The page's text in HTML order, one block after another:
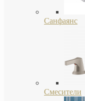
Санфаянс
Смесители